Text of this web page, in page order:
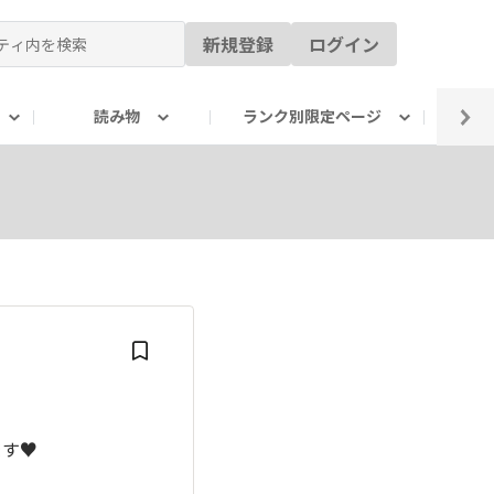
新規登録 ログイン
読み物 ランク別限定ページ
す♥️